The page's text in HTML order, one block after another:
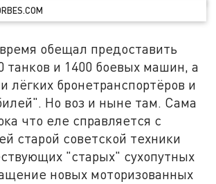
обещал предоставить
танков и 1400 боевых машин, а
лёгких бронетранспортёров и
Но воз и ныне там. Сама
что еле справляется с
старой советской техники
"старых" сухопутных
новых моторизованных